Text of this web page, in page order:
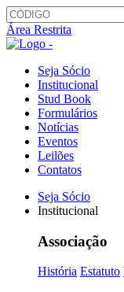
Área Restrita
Seja Sócio
Institucional
Stud Book
Formulários
Notícias
Eventos
Leilões
Contatos
Seja Sócio
Institucional
Associação
História Estatuto